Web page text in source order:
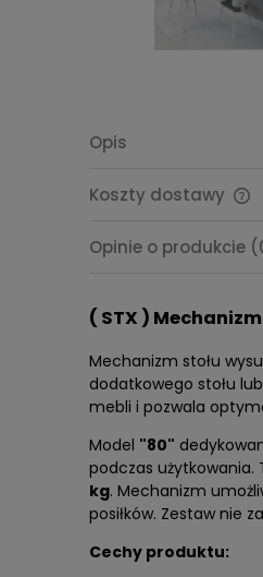
Opis
Koszty dostawy
Opinie o produkcie
( STX )
Mechanizm stołu
dodatkowego stołu
mebli i pozwala
Model "80"
podczas użytkowania.
kg. Mechanizm
posiłków. Zestaw nie
Cechy produktu: